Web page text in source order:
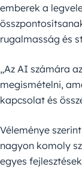
emberek a
rugalmasság és
„Az AI számára
megismételni,
kapcsolat és
Véleménye
nagyon komoly
egyes